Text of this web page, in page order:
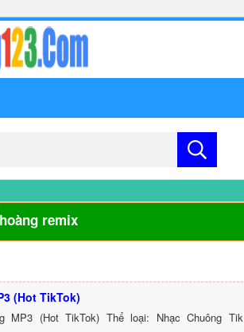
remix
(Hot TikTok)
(Hot TikTok) Thể loại: Nhạc Chuông Tik